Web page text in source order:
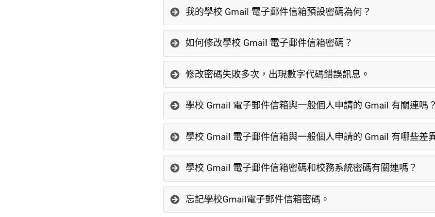
我的學校 Gmail 電子郵件信箱預設密碼為何？
如何修改學校 Gmail 電子郵件信箱密碼？
修改密碼失敗多次，出現數字代碼錯誤訊息。
學校 Gmail 電子郵件信箱與一般個人申請的 Gmail 有關連嗎
學校 Gmail 電子郵件信箱與一般個人申請的 Gmail 有哪些差
學校 Gmail 電子郵件信箱密碼和校務系統密碼有關連嗎？
忘記學校Gmail電子郵件信箱密碼。